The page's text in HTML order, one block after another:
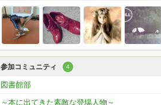
参加コミュニティ 4
図書館部
～本に出てきた素敵な登場人物～